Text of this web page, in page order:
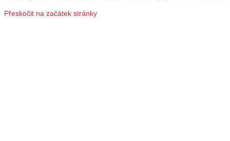
Přeskočit na začátek stránky